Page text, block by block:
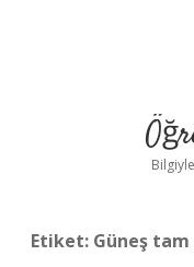
Etiket: Güneş